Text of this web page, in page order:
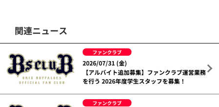
関連ニュース
ファンクラブ
2026/07/31 (金)
【アルバイト追加募集】ファンクラブ運営業務
を行う 2026年度学生スタッフを募集！
ファンクラブ